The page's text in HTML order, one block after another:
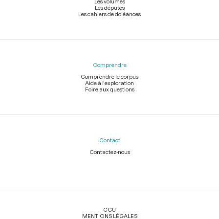
Les députés
Les cahiers de doléances
Comprendre
Comprendre le corpus
Aide à l'exploration
Foire aux questions
Contact
Contactez-nous
Légal
CGU
MENTIONS LÉGALES